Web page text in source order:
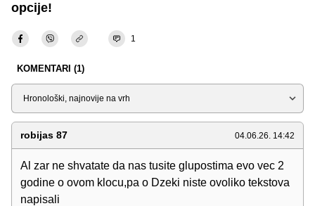
opcije!
1
KOMENTARI (1)
Sortiraj
robijas 87 04.06.26. 14:42
Al zar ne shvatate da nas tusite glupostima evo vec 2
godine o ovom klocu,pa o Dzeki niste ovoliko tekstova
napisali